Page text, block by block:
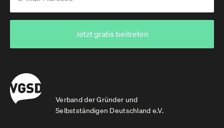
Verband der Gründer und
Selbstständigen Deutschland e.V.
Jetzt gratis beitreten